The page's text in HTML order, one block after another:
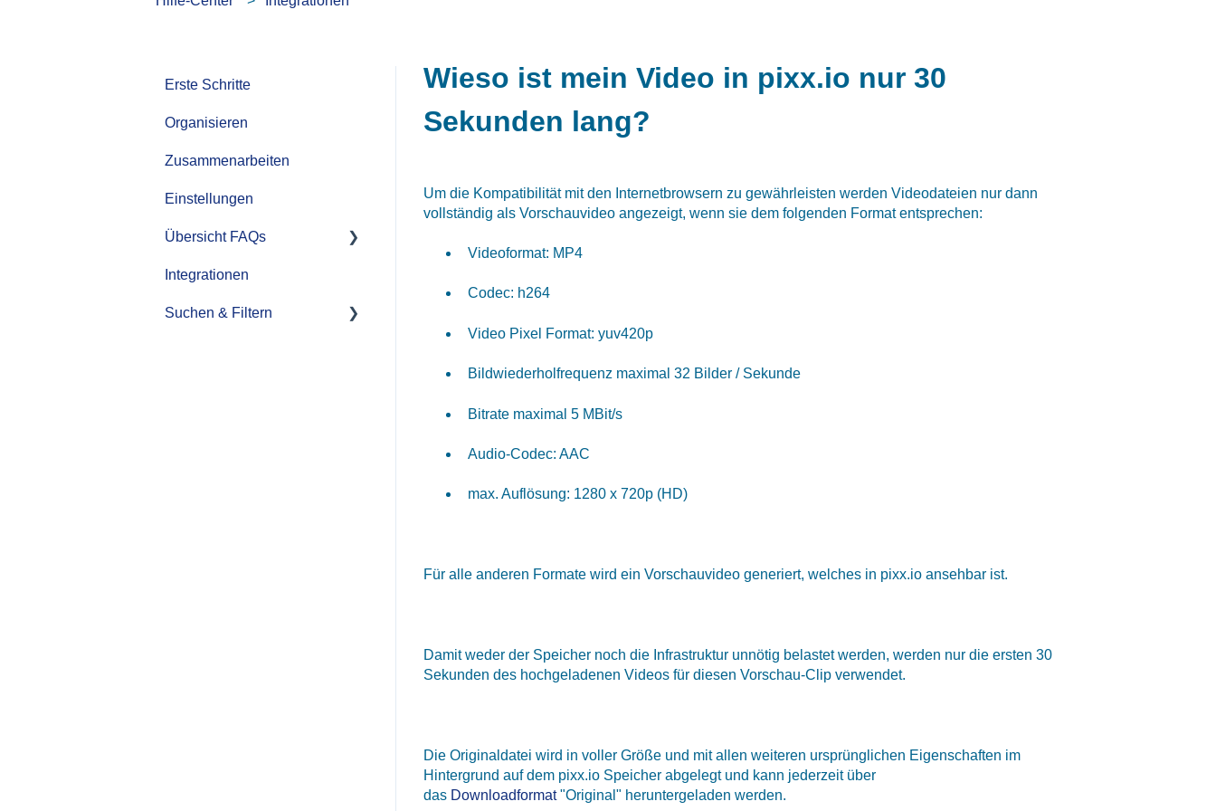
Wieso ist mein Video in pixx.io nur 30
Sekunden lang?
Um die Kompatibilität mit den Internetbrowsern zu gewährleisten werden Videodateien nur dann
vollständig als Vorschauvideo angezeigt, wenn sie dem folgenden Format entsprechen:
Videoformat: MP4
Codec: h264
Video Pixel Format: yuv420p
Bildwiederholfrequenz maximal 32 Bilder / Sekunde
Bitrate maximal 5 MBit/s
Audio-Codec: AAC
max. Auflösung: 1280 x 720p (HD)
Für alle anderen Formate wird ein Vorschauvideo generiert, welches in pixx.io ansehbar ist.
Damit weder der Speicher noch die Infrastruktur unnötig belastet werden, werden nur die ersten 30
Sekunden des hochgeladenen Videos für diesen Vorschau-Clip verwendet.
Die Originaldatei wird in voller Größe und mit allen weiteren ursprünglichen Eigenschaften im
Hintergrund auf dem pixx.io Speicher abgelegt und kann jederzeit über
das Downloadformat"Original" heruntergeladen werden.
Erste Schritte
Organisieren
Zusammenarbeiten
Einstellungen
Übersicht FAQs
FAQ Rechte & Rollen
Upload
Integrationen
Suchen & Filtern